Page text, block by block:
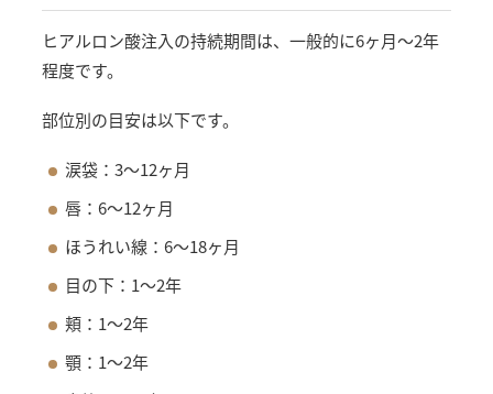
ヒアルロン酸注入の持続期間は、一般的に6ヶ月〜2年
程度です。
部位別の目安は以下です。
涙袋：3〜12ヶ月
唇：6〜12ヶ月
ほうれい線：6〜18ヶ月
目の下：1〜2年
頬：1〜2年
顎：1〜2年